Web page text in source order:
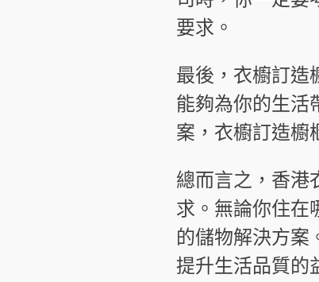
要求。
最後，衣櫥訂造
能夠為你的生活
案，衣櫥訂造櫥
總而言之，香港
求。無論你住在
的儲物解決方案
提升生活品質的